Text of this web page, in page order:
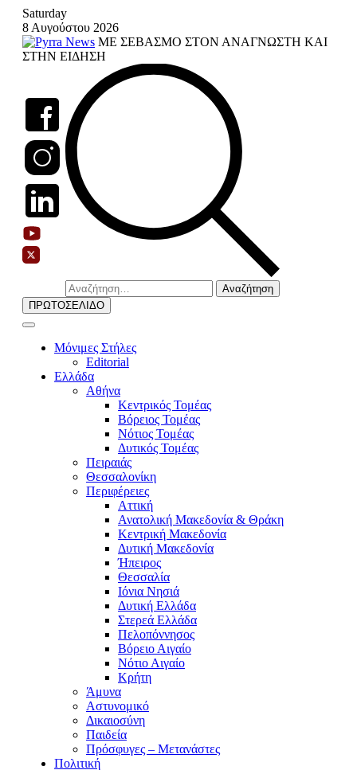
Skip
content
Saturday
8 Αυγούστου 2026
ΜΕ ΣΕΒΑΣΜΟ ΣΤΟΝ ΑΝΑΓΝΩΣΤΗ ΚΑΙ
ΣΤΗΝ ΕΙΔΗΣΗ
Αναζήτηση
για:
ΠΡΩΤΟΣΕΛΙΔΟ
Μόνιμες Στήλες
Editorial
Ελλάδα
Αθήνα
Κεντρικός Τομέας
Βόρειος Τομέας
Νότιος Τομέας
Δυτικός Τομέας
Πειραιάς
Θεσσαλονίκη
Περιφέρειες
Αττική
Ανατολική Μακεδονία & Θράκη
Κεντρική Μακεδονία
Δυτική Μακεδονία
Ήπειρος
Θεσσαλία
Ιόνια Νησιά
Δυτική Ελλάδα
Στερεά Ελλάδα
Πελοπόννησος
Βόρειο Αιγαίο
Νότιο Αιγαίο
Κρήτη
Άμυνα
Αστυνομικό
Δικαιοσύνη
Παιδεία
Πρόσφυγες – Μετανάστες
Πολιτική